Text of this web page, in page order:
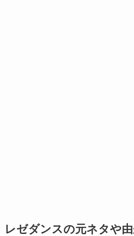
レゼダンスの元ネタや由